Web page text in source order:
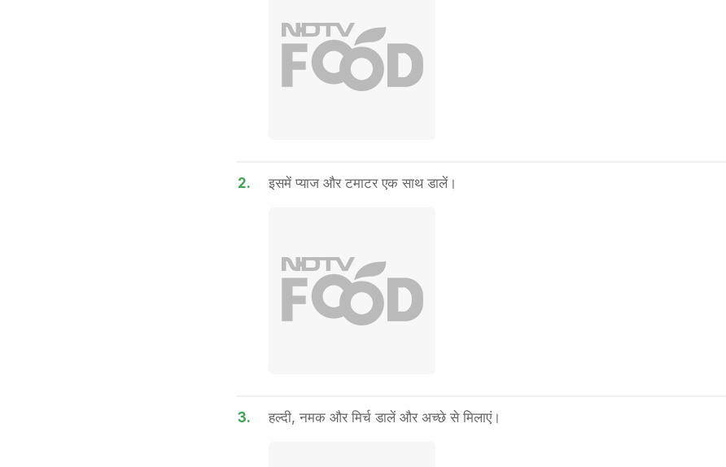
2. इसमें प्याज और टमाटर एक साथ डालें।
3. हल्दी, नमक और मिर्च डालें और अच्छे से मिलाएं।